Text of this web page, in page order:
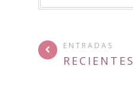
ENTRADAS
RECIENTES